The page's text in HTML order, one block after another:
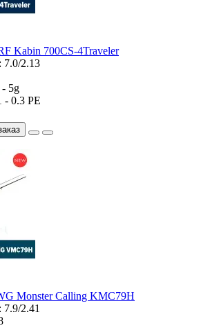
Kabin 700CS-4Traveler
7.0/2.13
- 5g
- 0.3 PE
Monster Calling KMC79H
7.9/2.41